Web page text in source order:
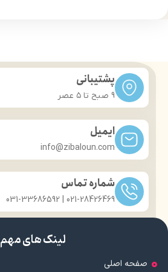
پشتیبانی
9 صبح تا ۵ عصر
ایمیل
info@zibaloun.com
شماره تماس
021-28426469 | 031-33686592
لینک های مهم
صفحه اصلی